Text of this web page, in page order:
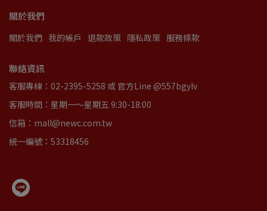
關於我們
關於我們 我的帳戶 退款政策 隱私政策 服務條款
聯絡資訊
客服專線：02-2395-5258 或 官方Line @557bgylv
客服時間：星期一～星期五 9:30-18:00
信箱：mall@newc.com.tw
統一編號：53318456